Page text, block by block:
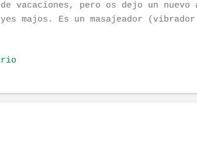
vacaciones, pero os dejo un
majos. Es un masajeador (vibrador
para que podáis verlo.
HF8400 Que lo disfrutéis !!!